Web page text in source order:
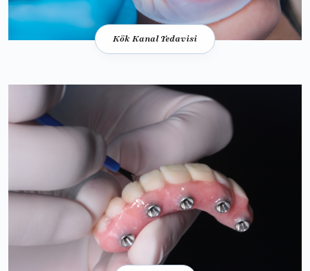
Kök Kanal Tedavisi